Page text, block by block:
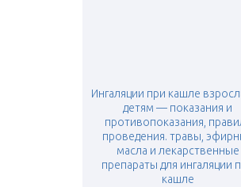
Ингаляции при кашле
детям — показания и
противопоказания,
проведения. травы,
масла и лекарственные
препараты для ингаляции
кашле